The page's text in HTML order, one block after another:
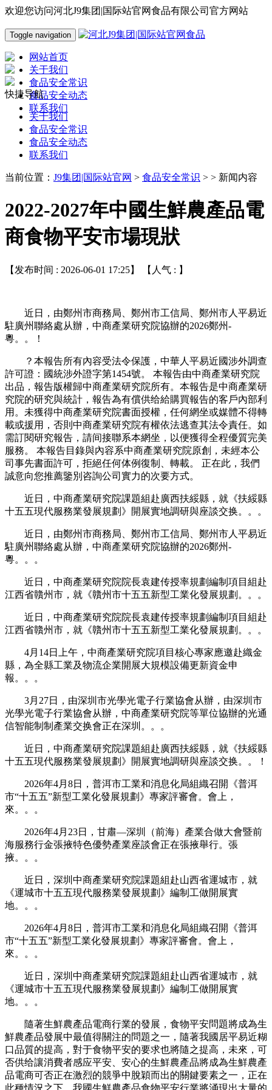
欢迎您访问河北J9集团|国际站官网食品有限公司官方网站
Toggle navigation
网站首页
关于我们
食品安全常识
食品安全动态
联系我们
快捷导航
关于我们
食品安全常识
食品安全动态
联系我们
当前位置： J9集团|国际站官网 > 食品安全常识 > > 新闻内容
2022-2027年中國生鮮農產品電
商食物平安市場現狀
【发布时间 : 2026-06-01 17:25】 【人气 : 】
近日，由鄭州市商務局、鄭州市工信局、鄭州市人平易近
駐廣州聯絡處从辦，中商產業研究院協辦的2026鄭州-
粵。。！
？本報告所有內容受法令保護，中華人平易近國涉外調查
許可證：國統涉外證字第1454號。 本報告由中商產業研究院
出品，報告版權歸中商產業研究院所有。本報告是中商產業研
究院的研究與統計，報告為有償供给給購買報告的客戶內部利
用。未獲得中商產業研究院書面授權，任何網坐或媒體不得轉
載或援用，否則中商產業研究院有權依法逃查其法令責任。如
需訂閱研究報告，請间接聯系本網坐，以便獲得全程優質完美
服務。 本報告目錄與內容系中商產業研究院原創，未經本公
司事先書面許可，拒絕任何体例復制、轉載。 正在此，我們
誠意向您推薦鑒別咨詢公司實力的次要方式。
近日，中商產業研究院課題組赴廣西扶綏縣，就《扶綏縣
十五五現代服務業發展規劃》開展實地調研與座談交换。。。
近日，由鄭州市商務局、鄭州市工信局、鄭州市人平易近
駐廣州聯絡處从辦，中商產業研究院協辦的2026鄭州-
粵。。。
近日，中商產業研究院院長袁建传授率規劃編制項目組赴
江西省贛州市，就《贛州市十五五新型工業化發展規劃。。。
近日，中商產業研究院院長袁建传授率規劃編制項目組赴
江西省贛州市，就《贛州市十五五新型工業化發展規劃。。。
4月14日上午，中商產業研究院項目核心專家應邀赴織金
縣，為全縣工業及物流企業開展大規模設備更新資金申
報。。。
3月27日，由深圳市光學光電子行業協會从辦，由深圳市
光學光電子行業協會从辦，中商產業研究院等單位協辦的光通
信智能制制產業交换會正在深圳。。。
近日，中商產業研究院課題組赴廣西扶綏縣，就《扶綏縣
十五五現代服務業發展規劃》開展實地調研與座談交换。。！
2026年4月8日，普洱市工業和消息化局組織召開《普洱
市“十五五”新型工業化發展規劃》專家評審會。會上，
來。。。
2026年4月23日，甘肅—深圳（前海）產業合做大會暨前
海服務行金張掖特色優勢產業座談會正在張掖舉行。張
掖。。。
近日，深圳中商產業研究院課題組赴山西省運城市，就
《運城市十五五現代服務業發展規劃》編制工做開展實
地。。。
2026年4月8日，普洱市工業和消息化局組織召開《普洱
市“十五五”新型工業化發展規劃》專家評審會。會上，
來。。。
近日，深圳中商產業研究院課題組赴山西省運城市，就
《運城市十五五現代服務業發展規劃》編制工做開展實
地。。。
隨著生鮮農產品電商行業的發展，食物平安問題將成為生
鮮農產品發展中最值得關注的問題之一，隨著我國居平易近糊
口品質的提高，對于食物平安的要求也將隨之提高，未來，可
否供给讓消費者感应平安、安心的生鮮農產品將成為生鮮農產
品電商可否正在激烈的競爭中脫穎而出的關鍵要素之一，正在
此種情況之下，我國生鮮農產品食物平安行業將涌現出大量的